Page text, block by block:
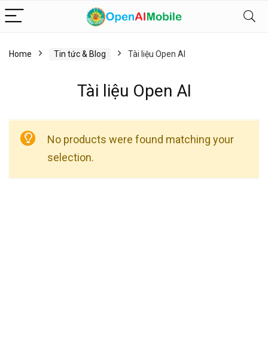
Home Tin tức & Blog Tài liệu Open AI
Tài liệu Open AI
No products were found matching your
selection.